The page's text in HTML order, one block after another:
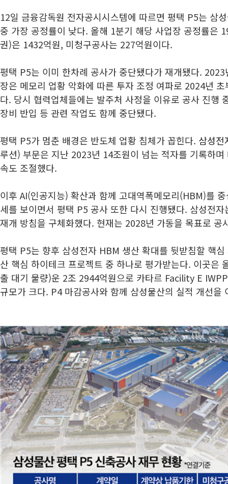
12일 금융감독원 전자공시시스템에 따르면 평택 P5는 삼
중 가장 공정률이 낮다. 올해 1분기 해당 사업장 공정률은
권)은 1432억원, 미청구공사는 227억원이다.
평택 P5는 이미 한차례 공사가 중단됐다가 재개됐다.
장은 메모리 업황 악화에 따른 투자 조정 여파로 2024년
다. 당시 협력업체들에는 발주처 사정을 이유로 공사 진행
장비 반입 등 관련 작업도 함께 중단됐다.
평택 P5가 멈춘 배경은 반도체 업황 침체가 꼽힌다. 삼성
루션) 부문은 지난 2023년 14조원이 넘는 적자를 기록하
속도 조절했다.
이후 AI(인공지능) 확산과 함께 고대역폭메모리(HBM)를
세를 보이면서 평택 P5 공사 또한 다시 진행됐다. 삼성전
재개 방침을 구체화했다. 현재는 2028년 가동을 목표로
평택 P5는 향후 삼성전자 HBM 생산 확대를 뒷받침할 핵
산 핵심 하이테크 프로젝트 중 하나로 평가받는다. 이곳은
출 대기 물량)운 2조 2944억원으로 카타르 Facility E
규모가 크다. P4 마감공사와 함께 삼성물산의 실적 개선을